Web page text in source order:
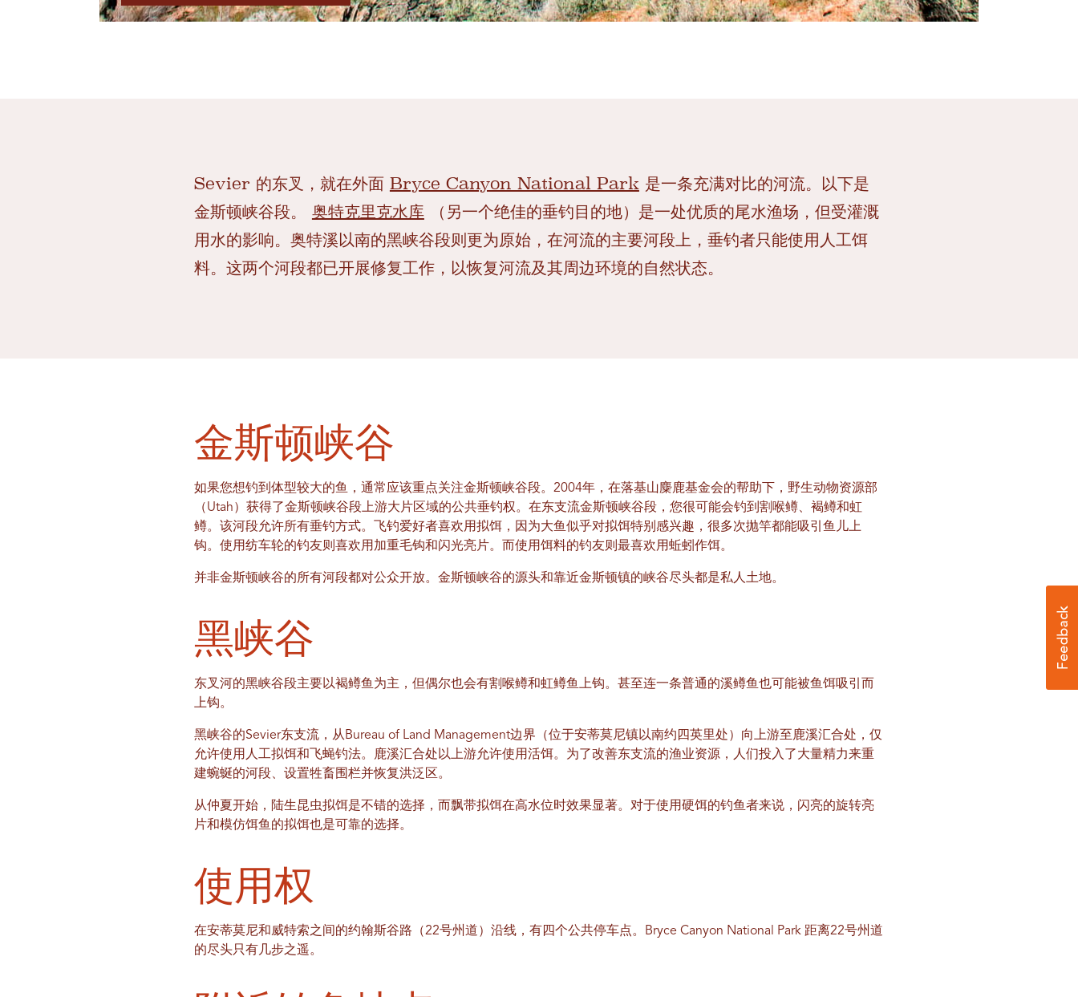
Sevier 的东叉，就在外面 Bryce Canyon National Park是一条充满对比的河流。以下是
金斯顿峡谷段。 奥特克里克水库（另一个绝佳的垂钓目的地）是一处优质的尾水渔场，但受灌溉
用水的影响。奥特溪以南的黑峡谷段则更为原始，在河流的主要河段上，垂钓者只能使用人工饵
料。这两个河段都已开展修复工作，以恢复河流及其周边环境的自然状态。
金斯顿峡谷
如果您想钓到体型较大的鱼，通常应该重点关注金斯顿峡谷段。2004年，在落基山麋鹿基金会的帮助下，野生动物资源部
（Utah）获得了金斯顿峡谷段上游大片区域的公共垂钓权。在东支流金斯顿峡谷段，您很可能会钓到割喉鳟、褐鳟和虹
鳟。该河段允许所有垂钓方式。飞钓爱好者喜欢用拟饵，因为大鱼似乎对拟饵特别感兴趣，很多次抛竿都能吸引鱼儿上
钩。使用纺车轮的钓友则喜欢用加重毛钩和闪光亮片。而使用饵料的钓友则最喜欢用蚯蚓作饵。
并非金斯顿峡谷的所有河段都对公众开放。金斯顿峡谷的源头和靠近金斯顿镇的峡谷尽头都是私人土地。
黑峡谷
东叉河的黑峡谷段主要以褐鳟鱼为主，但偶尔也会有割喉鳟和虹鳟鱼上钩。甚至连一条普通的溪鳟鱼也可能被鱼饵吸引而
上钩。
黑峡谷的Sevier东支流，从Bureau of Land Management边界（位于安蒂莫尼镇以南约四英里处）向上游至鹿溪汇合处，仅
允许使用人工拟饵和飞蝇钓法。鹿溪汇合处以上游允许使用活饵。为了改善东支流的渔业资源，人们投入了大量精力来重
建蜿蜒的河段、设置牲畜围栏并恢复洪泛区。
从仲夏开始，陆生昆虫拟饵是不错的选择，而飘带拟饵在高水位时效果显著。对于使用硬饵的钓鱼者来说，闪亮的旋转亮
片和模仿饵鱼的拟饵也是可靠的选择。
使用权
在安蒂莫尼和威特索之间的约翰斯谷路（22号州道）沿线，有四个公共停车点。Bryce Canyon National Park 距离22号州道
的尽头只有几步之遥。